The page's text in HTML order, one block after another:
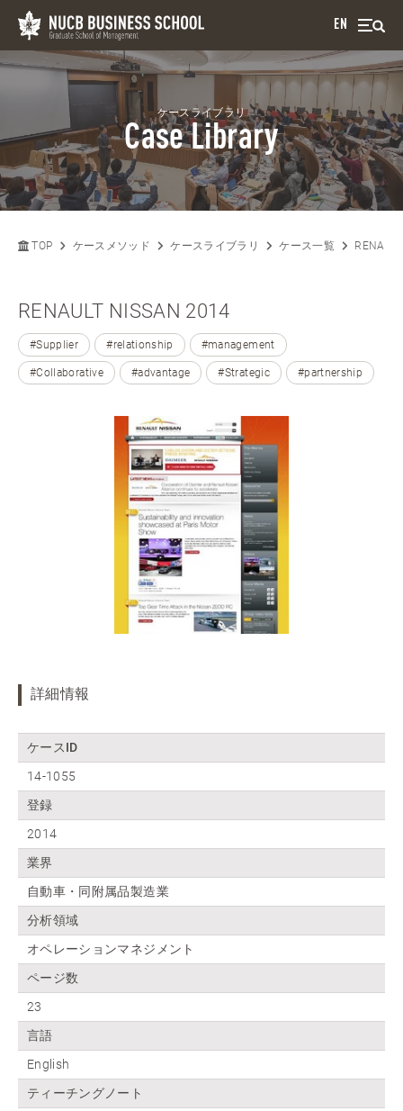
EN
ケースライブラリ
Case Library
TOP ケースメソッド ケースライブラリ ケース一覧
RENAULT NISSAN 2014
#Supplier #relationship #management
#Collaborative #advantage #Strategic #partnership
詳細情報
ケースID
14-1055
登録
2014
業界
自動車・同附属品製造業
分析領域
オペレーションマネジメント
ページ数
23
言語
English
ティーチングノート